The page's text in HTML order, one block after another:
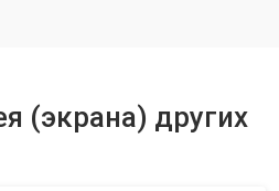
(экрана) других